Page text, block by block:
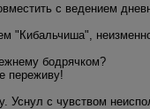
с ведением
"Кибальчиша",
бодрячком?
переживу!
Уснул с чувством